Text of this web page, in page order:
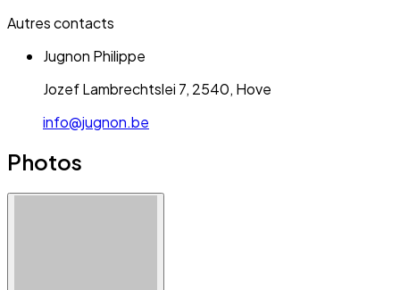
Autres contacts
Jugnon Philippe
Jozef Lambrechtslei 7, 2540, Hove
info@jugnon.be
Photos